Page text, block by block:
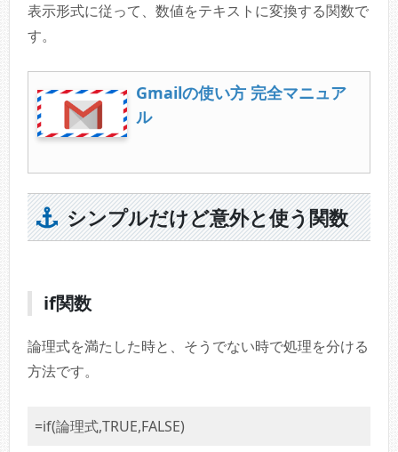
表示形式に従って、数値をテキストに変換する関数で
す。
Gmailの使い方 完全マニュア
ル
シンプルだけど意外と使う関数
if関数
論理式を満たした時と、そうでない時で処理を分ける
方法です。
=if(論理式,TRUE,FALSE)